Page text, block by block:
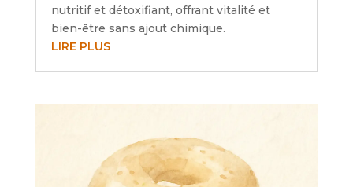
nutritif et détoxifiant, offrant vitalité et
bien-être sans ajout chimique.
LIRE PLUS